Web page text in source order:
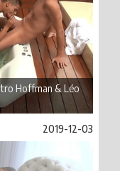
Hoffman & Léo
2019-12-03